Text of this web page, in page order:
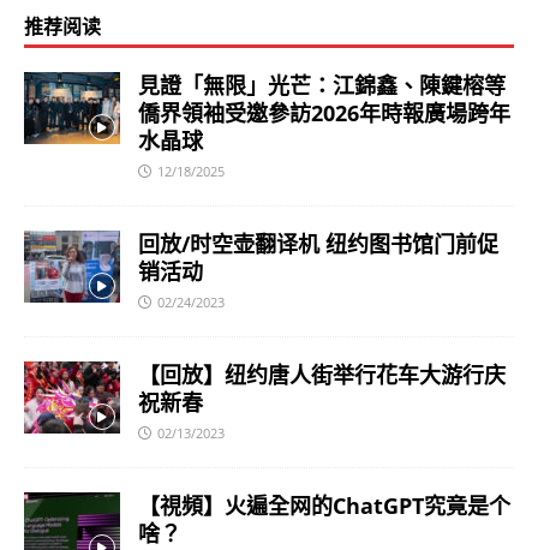
推荐阅读
見證「無限」光芒：江錦鑫、陳鍵榕等
僑界領袖受邀參訪2026年時報廣場跨年
水晶球
12/18/2025
回放/时空壶翻译机 纽约图书馆门前促
销活动
02/24/2023
【回放】纽约唐人街举行花车大游行庆
祝新春
02/13/2023
【視頻】火遍全网的ChatGPT究竟是个
啥？